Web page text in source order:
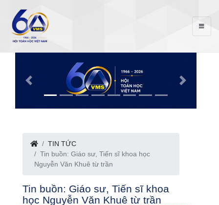
TIN TỨC
Tin buồn: Giáo sư, Tiến sĩ khoa học
Nguyễn Văn Khuê từ trần
Tin buồn: Giáo sư, Tiến sĩ khoa
học Nguyễn Văn Khuê từ trần